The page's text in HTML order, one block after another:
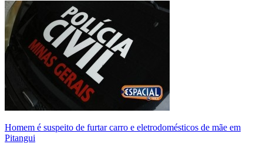
Homem é suspeito de furtar carro e eletrodomésticos de mãe em
Pitangui